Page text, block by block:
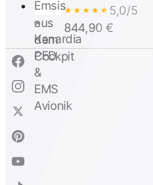
★★★★★ 5,0/5
844,90 €